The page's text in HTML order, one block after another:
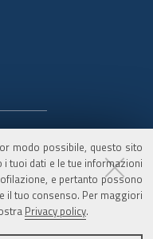
modo possibile, questo sito
i tuoi dati e le tue informazioni
e pertanto possono
il tuo consenso. Per maggiori
Privacy policy.